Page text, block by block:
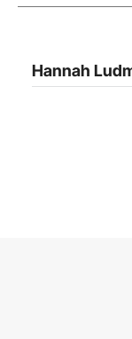
Hannah